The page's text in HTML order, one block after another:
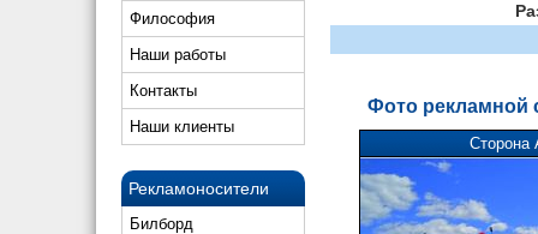
Философия
Наши работы
Контакты
Наши клиенты
Рекламоносители
Билборд
Фото рекламной
Сторона